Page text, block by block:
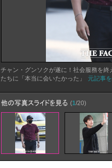
チャン・グンソクが遂に！社会服務を
たちに「本当に会いたかった」
元記事
(1/20)